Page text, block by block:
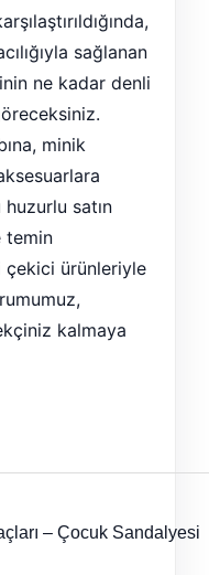
sağlanan
ne kadar denli
minik
satın
temin
ürünleriyle
kalmaya
– Çocuk Sandalyesi